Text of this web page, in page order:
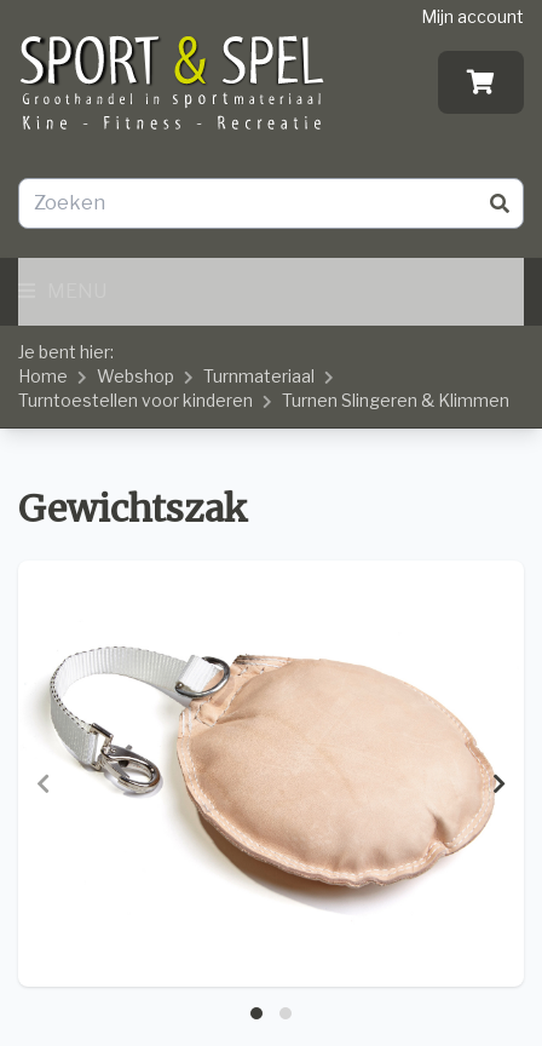
Mijn account
Je bent hier:
Home
Webshop
Turnmateriaal
Turntoestellen voor kinderen
Turnen Slingeren & Klimmen
Gewichtszak